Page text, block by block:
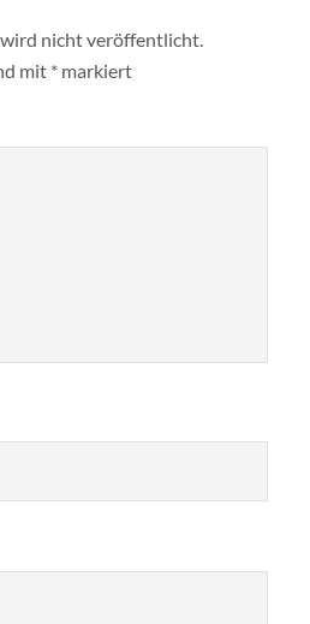
nicht veröffentlicht.
mit * markiert